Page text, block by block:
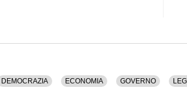
DEMOCRAZIA ECONOMIA GOVERNO